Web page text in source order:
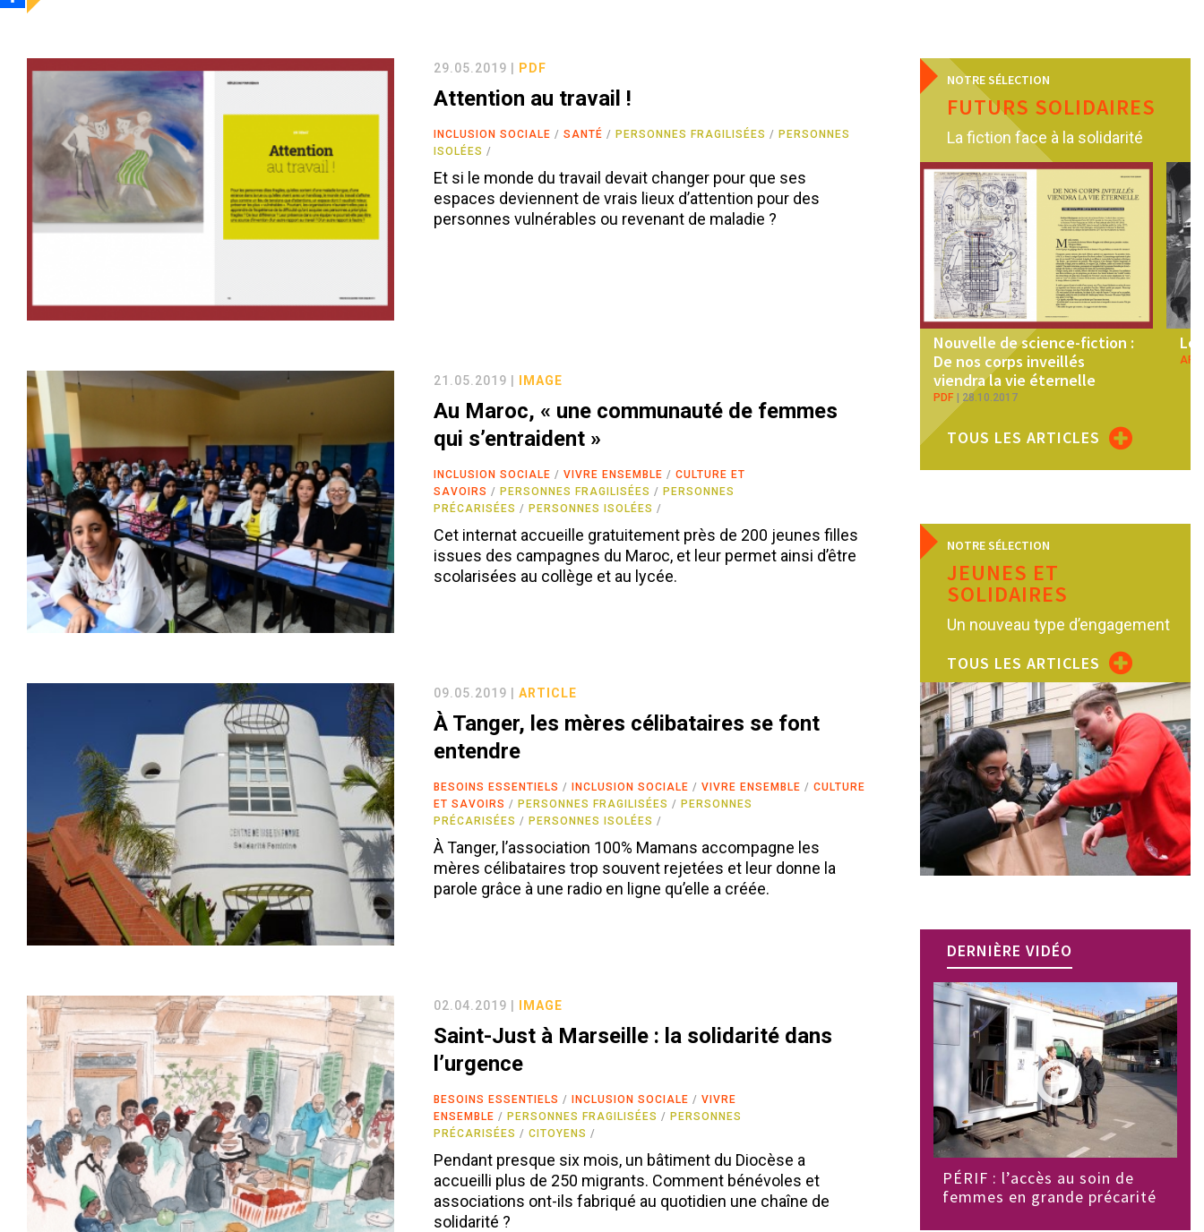
29.05.2019 | PDF
Attention au travail !
INCLUSION SOCIALE SANTÉ PERSONNES FRAGILISÉES
PERSONNES
ISOLÉES
Et si le monde du travail devait changer pour que ses
espaces deviennent de vrais lieux d’attention pour des
personnes vulnérables ou revenant de maladie ?
21.05.2019 | IMAGE
Au Maroc, « une communauté de femmes
qui s’entraident »
INCLUSION SOCIALE VIVRE ENSEMBLE
CULTURE ET
SAVOIRS
PERSONNES FRAGILISÉES
PERSONNES
PRÉCARISÉES
PERSONNES ISOLÉES
Cet internat accueille gratuitement près de 200 jeunes filles
issues des campagnes du Maroc, et leur permet ainsi d’être
scolarisées au collège et au lycée.
09.05.2019 |ARTICLE
À Tanger, les mères célibataires se font
entendre
BESOINS ESSENTIELS INCLUSION SOCIALE VIVRE ENSEMBLE
CULTURE
ET SAVOIRS
PERSONNES FRAGILISÉES
PERSONNES
PRÉCARISÉES
PERSONNES ISOLÉES
À Tanger, l’association 100% Mamans accompagne les
mères célibataires trop souvent rejetées et leur donne la
parole grâce à une radio en ligne qu’elle a créée.
02.04.2019 | IMAGE
Saint-Just à Marseille : la solidarité dans
l’urgence
BESOINS ESSENTIELS INCLUSION SOCIALE
VIVRE
ENSEMBLE
PERSONNES FRAGILISÉES
PERSONNES
PRÉCARISÉES
CITOYENS
Pendant presque six mois, un bâtiment du Diocèse a
accueilli plus de 250 migrants. Comment bénévoles et
associations ont-ils fabriqué au quotidien une chaîne de
solidarité ?
NOTRE SÉLECTION
FUTURS SOLIDAIRES
La fiction face à la solidarité
Nouvelle de science-fiction :
De nos corps inveillés
viendra la vie éternelle
PDF 28.10.2017
TOUS LES ARTICLES
NOTRE SÉLECTION
JEUNES ET
SOLIDAIRES
Un nouveau type d’engagement
TOUS LES ARTICLES
DERNIÈRE VIDÉO
PÉRIF : l’accès au soin de
femmes en grande précarité